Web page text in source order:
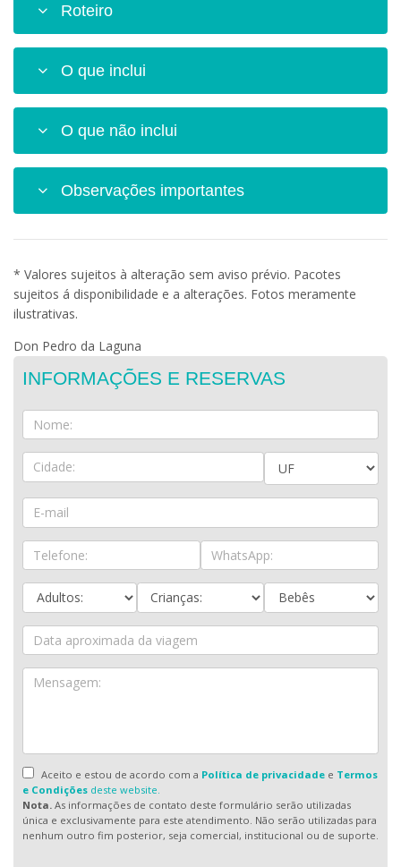
Roteiro
O que inclui
O que não inclui
Observações importantes
* Valores sujeitos à alteração sem aviso prévio. Pacotes
sujeitos á disponibilidade e a alterações. Fotos meramente
ilustrativas.
Don Pedro da Laguna
INFORMAÇÕES E RESERVAS
Aceito e estou de acordo com a Política de privacidadee Termos
e Condições deste website.
Nota. As informações de contato deste formulário serão utilizadas
única e exclusivamente para este atendimento. Não serão utilizadas para
nenhum outro fim posterior, seja comercial, institucional ou de suporte.